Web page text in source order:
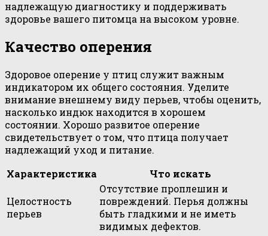
надлежащую диагностику и поддерживать
здоровье вашего питомца на высоком уровне.
Качество оперения
Здоровое оперение у птиц служит важным
индикатором их общего состояния. Уделите
внимание внешнему виду перьев, чтобы оценить,
насколько индюк находится в хорошем
состоянии. Хорошо развитое оперение
свидетельствует о том, что птица получает
надлежащий уход и питание.
Характеристика
Что искать
Целостность
перьев
Отсутствие проплешин и
повреждений. Перья должны
быть гладкими и не иметь
видимых дефектов.